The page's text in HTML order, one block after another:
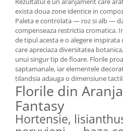
exista doua zone identice in
Paleta e controlata — roz si alb —
compenseaza restrictia cromatica.
de tipul acesta e o alegere
care apreciaza diversitatea
unui singur tip de floare. Florile
saptamanale, iar elementele
tilandsia adauga o dimensiune
Florile din
Fantasy
Hortensie,